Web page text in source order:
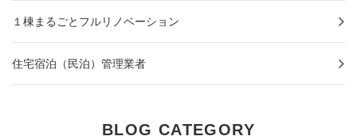
１棟まるごとフルリノベーション
住宅宿泊（民泊）管理業者
BLOG CATEGORY